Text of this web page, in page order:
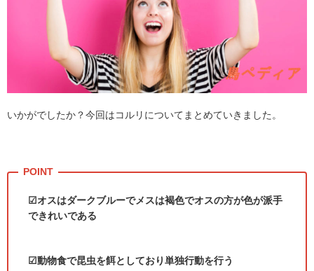
いかがでしたか？今回はコルリについてまとめていきました。
☑オスはダークブルーでメスは褐色でオスの方が色が派手
できれいである
☑動物食で昆虫を餌としており単独行動を行う